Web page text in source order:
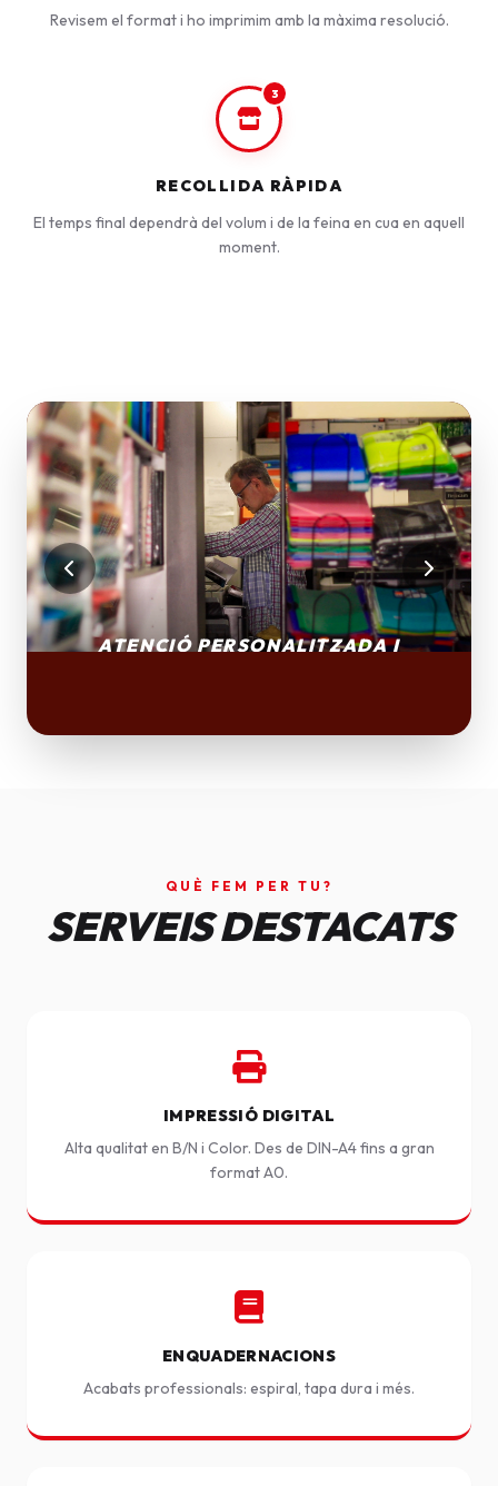
Revisem el format i ho imprimim amb la màxima resolució.
3
RECOLLIDA RÀPIDA
El temps final dependrà del volum i de la feina en cua en aquell
moment.
QUÈ FEM PER TU?
SERVEIS DESTACATS
IMPRESSIÓ DIGITAL
Alta qualitat en B/N i Color. Des de DIN-A4 fins a gran
format A0.
ENQUADERNACIONS
Acabats professionals: espiral, tapa dura i més.